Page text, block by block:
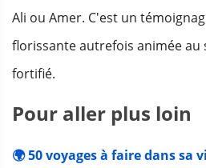
Ali ou Amer. C'est un
florissante autrefois animée au
fortifié.
Pour aller plus loin
🌍 50 voyages à faire dans sa